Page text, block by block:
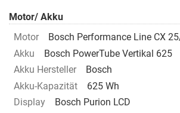
Motor/ Akku
Motor
Bosch Performance Line CX
Akku
Bosch PowerTube Vertikal 625
Akku Hersteller
Bosch
Akku-Kapazität
625 Wh
Display
Bosch Purion LCD